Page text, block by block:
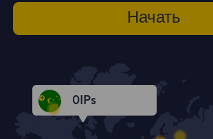
Начать
0IPs